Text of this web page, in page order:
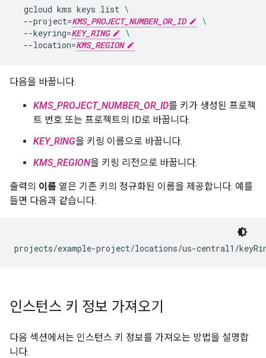
gcloud kms keys list \
--project=KMS_PROJECT_NUMBER_OR_ID
\
--keyring=KEY_RING
\
--location=KMS_REGION
다음을 바꿉니다.
KMS_PROJECT_NUMBER_OR_ID를 키가 생성된 프로젝
트 번호 또는 프로젝트의 ID로 바꿉니다.
KEY_RING을 키링 이름으로 바꿉니다.
KMS_REGION을 키링 리전으로 바꿉니다.
출력의 이름 열은 기존 키의 정규화된 이름을 제공합니다. 예를
들면 다음과 같습니다.
인스턴스 키 정보 가져오기
다음 섹션에서는 인스턴스 키 정보를 가져오는 방법을 설명합
니다.